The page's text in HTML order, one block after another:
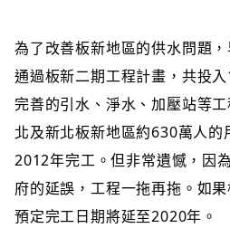
為了改善板新地區的供水問題
通過板新二期工程計畫，共投
完善的引水、淨水、加壓站等
北及新北板新地區約630萬人
2012年完工。但非常遺憾，因
府的延誤，工程一拖再拖。如
預定完工日期將延至2020年。